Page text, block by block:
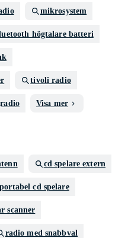
mikrosystem
högtalare batteri
tivoli radio
Visa mer
cd spelare extern
portabel cd spelare
scanner
radio med snabbval